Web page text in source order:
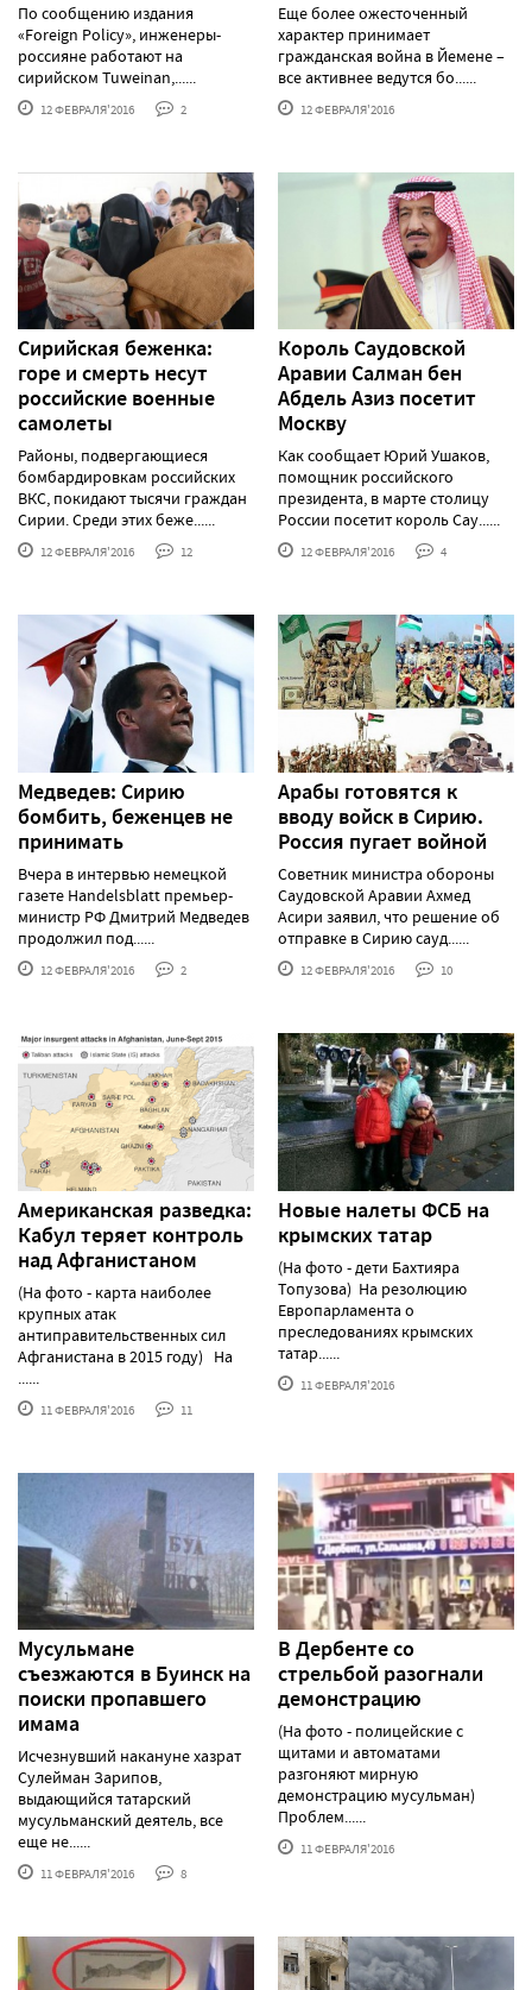
По сообщению издания
«Foreign Policy», инженеры-
россияне работают на
сирийском Tuweinan,......
12 ФЕВРАЛЯ'2016 2
Еще более ожесточенный
характер принимает
гражданская война в Йемене –
все активнее ведутся бо......
12 ФЕВРАЛЯ'2016
Сирийская беженка:
горе и смерть несут
российские военные
самолеты
Районы, подвергающиеся
бомбардировкам российских
ВКС, покидают тысячи граждан
Сирии. Среди этих беже......
12 ФЕВРАЛЯ'2016 12
Король Саудовской
Аравии Салман бен
Абдель Азиз посетит
Москву
Как сообщает Юрий Ушаков,
помощник российского
президента, в марте столицу
России посетит король Сау......
12 ФЕВРАЛЯ'2016 4
Медведев: Сирию
бомбить, беженцев не
принимать
Вчера в интервью немецкой
газете Handelsblatt премьер-
министр РФ Дмитрий Медведев
продолжил под......
12 ФЕВРАЛЯ'2016 2
Арабы готовятся к
вводу войск в Сирию.
Россия пугает войной
Советник министра обороны
Саудовской Аравии Ахмед
Асири заявил, что решение об
отправке в Сирию сауд......
12 ФЕВРАЛЯ'2016 10
Американская разведка:
Кабул теряет контроль
над Афганистаном
(На фото - карта наиболее
крупных атак
антиправительственных сил
Афганистана в 2015 году) На
11 ФЕВРАЛЯ'2016 11
Новые налеты ФСБ на
крымских татар
(На фото - дети Бахтияра
Топузова) На резолюцию
Европарламента о
преследованиях крымских
татар......
11 ФЕВРАЛЯ'2016
Мусульмане
съезжаются в Буинск на
поиски пропавшего
имама
Исчезнувший накануне хазрат
Сулейман Зарипов,
выдающийся татарский
мусульманский деятель, все
еще не......
11 ФЕВРАЛЯ'2016 8
В Дербенте со
стрельбой разогнали
демонстрацию
(На фото - полицейские с
щитами и автоматами
разгоняют мирную
демонстрацию мусульман)
Проблем......
11 ФЕВРАЛЯ'2016